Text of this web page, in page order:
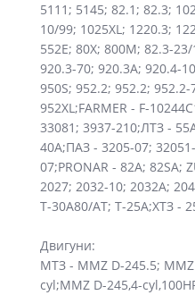
5111; 5145; 82.1; 82.3;
10/99; 1025XL; 1220.3;
552E; 80X; 800M; 82.3-
920.3-70; 920.3A; 920.4-
950S; 952.2; 952.2;
952XL;FARMER - F-
33081; 3937-210;ЛТЗ -
40A;ПАЗ - 3205-07;
07;PRONAR - 82A; 82SA;
2027; 2032-10; 2032A;
T-30A80/AT; Т-25A;ХТЗ -
Двигуни:
МТЗ - MMZ D-245.5;
cyl;MMZ D-245,4-